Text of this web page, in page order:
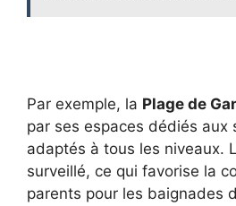
Par exemple, la Plage de
par ses espaces dédiés aux
adaptés à tous les niveaux.
surveillé, ce qui favorise la
parents pour les baignades